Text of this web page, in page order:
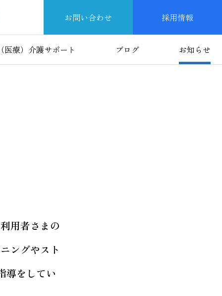
お問い合わせ 採用情報
医療）介護サポート ブログ お知らせ
用者さまの
ングやスト
導をしてい